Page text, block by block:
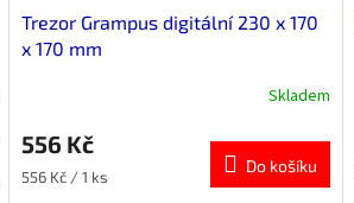
Trezor Grampus digitální 230 x 170
x 170 mm
produktu
je
5,0
Skladem
556 Kč
Měrná
556 Kč / 1 ks
Do košíku